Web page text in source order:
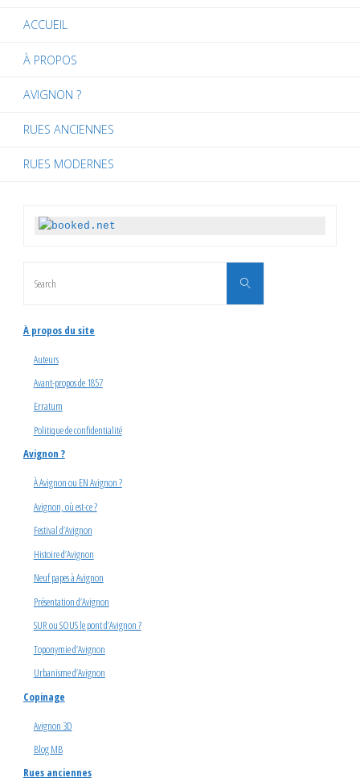
ACCUEIL
À PROPOS
AVIGNON ?
RUES ANCIENNES
RUES MODERNES
Search
À propos du site
Auteurs
Avant-propos de 1857
Erratum
Politique de confidentialité
Avignon ?
À Avignon ou EN Avignon ?
Avignon, où est-ce ?
Festival d’Avignon
Histoire d’Avignon
Neuf papes à Avignon
Présentation d’Avignon
SUR ou SOUS le pont d’Avignon ?
Toponymie d’Avignon
Urbanisme d’Avignon
Copinage
Avignon 3D
Blog MB
Rues anciennes